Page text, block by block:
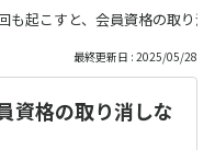
も起こすと、会員資格の取り
最終更新日 : 2025/05/28
資格の取り消しな